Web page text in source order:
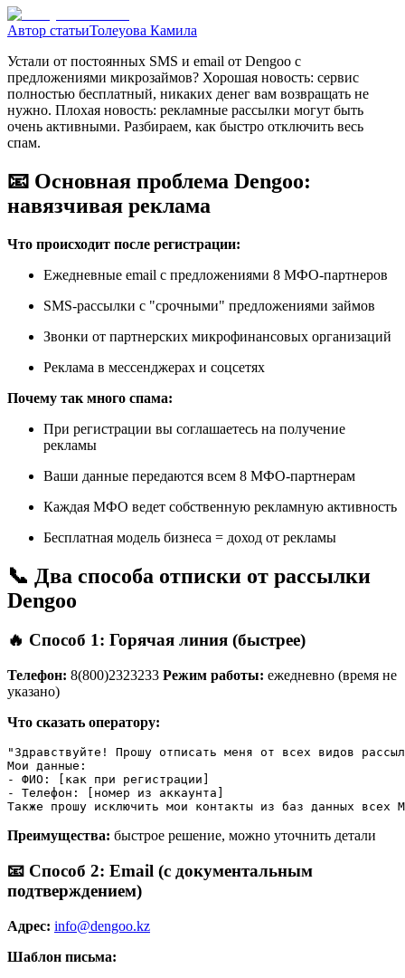
Автор статьиТолеуова Камила
Устали от постоянных SMS и email от Dengoo с
предложениями микрозаймов? Хорошая новость: сервис
полностью бесплатный, никаких денег вам возвращать не
нужно. Плохая новость: рекламные рассылки могут быть
очень активными. Разбираем, как быстро отключить весь
спам.
📧 Основная проблема Dengoo:
навязчивая реклама
Что происходит после регистрации:
Ежедневные email с предложениями 8 МФО-партнеров
SMS-рассылки с "срочными" предложениями займов
Звонки от партнерских микрофинансовых организаций
Реклама в мессенджерах и соцсетях
Почему так много спама:
При регистрации вы соглашаетесь на получение
рекламы
Ваши данные передаются всем 8 МФО-партнерам
Каждая МФО ведет собственную рекламную активность
Бесплатная модель бизнеса = доход от рекламы
📞 Два способа отписки от рассылки
Dengoo
🔥 Способ 1: Горячая линия (быстрее)
Телефон: 8(800)2323233 Режим работы: ежедневно (время не
указано)
Что сказать оператору:
"Здравствуйте! Прошу отписать меня от всех видов
Мои данные:
- ФИО: [как при регистрации]
- Телефон: [номер из аккаунта]
Также прошу исключить мои контакты из баз данных всех
Преимущества: быстрое решение, можно уточнить детали
📧 Способ 2: Email (с документальным
подтверждением)
Адрес: info@dengoo.kz
Шаблон письма: